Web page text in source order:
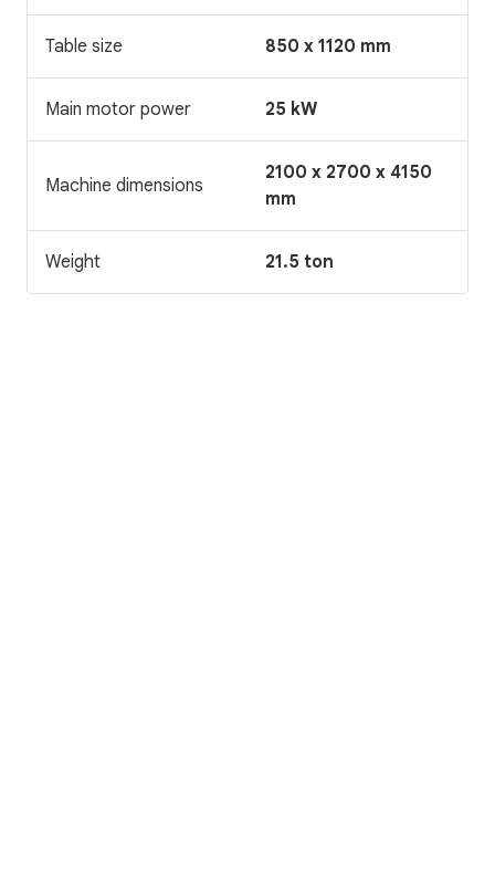
Table size 850 x 1120 mm
Main motor power 25 kW
Machine dimensions
2100 x 2700 x 4150
mm
Weight 21.5 ton